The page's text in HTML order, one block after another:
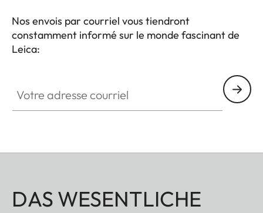
Nos envois par courriel vous tiendront
constamment informé sur le monde fascinant de
Leica:
DAS WESENTLICHE